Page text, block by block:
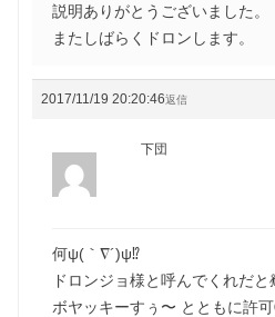
説明ありがとうございました。
またしばらくドロンします。
2017/11/19 20:20:46返信
下団
何ψ(｀∇´)ψ⁉️
ドロンジョ様と呼んでくれだと
ボヤッキーすぅ〜 とともに許